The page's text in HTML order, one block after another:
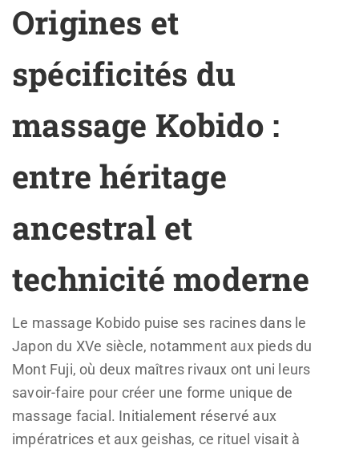
Origines et
spécificités du
massage Kobido :
entre héritage
ancestral et
technicité moderne
Le massage Kobido puise ses racines dans le
Japon du XVe siècle, notamment aux pieds du
Mont Fuji, où deux maîtres rivaux ont uni leurs
savoir-faire pour créer une forme unique de
massage facial. Initialement réservé aux
impératrices et aux geishas, ce rituel visait à